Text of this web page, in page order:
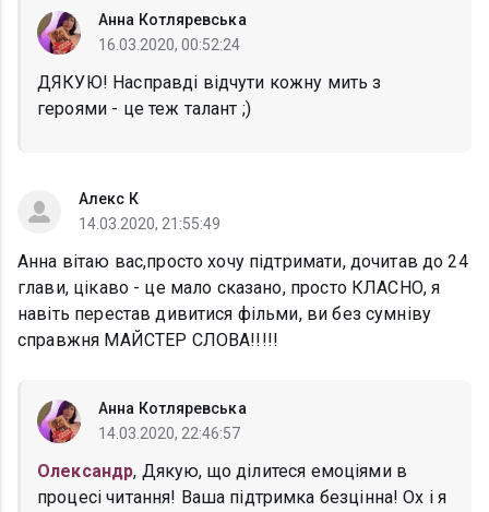
Анна Котляревська
16.03.2020, 00:52:24
ДЯКУЮ! Насправді відчути кожну мить з
героями - це теж талант ;)
Алекс К
14.03.2020, 21:55:49
Анна вітаю вас,просто хочу підтримати, дочитав до 24
глави, цікаво - це мало сказано, просто КЛАСНО, я
навіть перестав дивитися фільми, ви без сумніву
справжня МАЙСТЕР СЛОВА!!!!!
Анна Котляревська
14.03.2020, 22:46:57
Олександр, Дякую, що ділитеся емоціями в
процесі читання! Ваша підтримка безцінна! Ох і я